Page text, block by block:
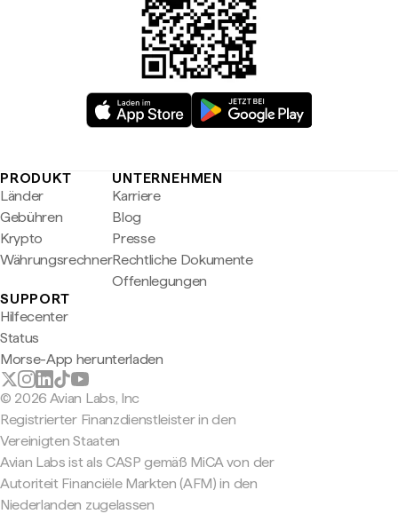
PRODUKT
Länder
Gebühren
Krypto
Währungsrechner
UNTERNEHMEN
Karriere
Blog
Presse
Rechtliche Dokumente
Offenlegungen
SUPPORT
Hilfecenter
Status
Morse-App herunterladen
© 2026 Avian Labs, Inc
Registrierter Finanzdienstleister in den
Vereinigten Staaten
Avian Labs ist als CASP gemäß MiCA von der
Autoriteit Financiële Markten (AFM) in den
Niederlanden zugelassen